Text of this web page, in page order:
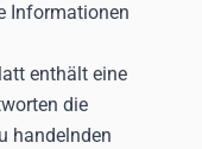
Informationen
enthält eine
die
handelnden